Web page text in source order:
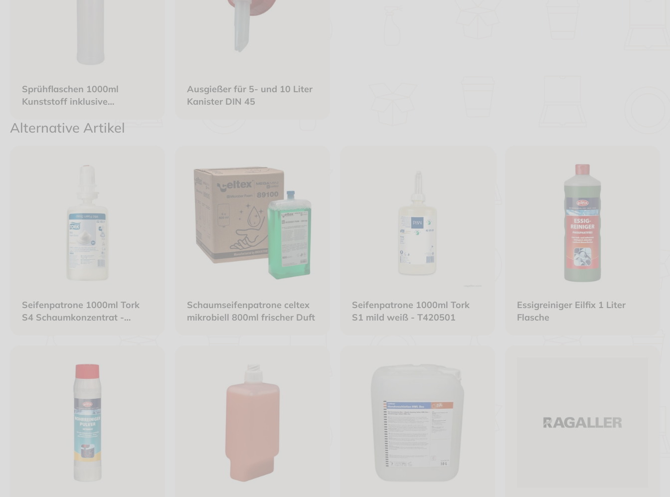
Sprühflaschen 1000ml
Kunststoff inklusive
einstellbaren Sprühstrahl
Ausgießer für 5- und 10 Liter
Kanister DIN 45
Alternative Artikel
Seifenpatrone 1000ml Tork
S4 Schaumkonzentrat -
Schaumseifenpatrone celtex
mikrobiell 800ml frischer Duft
Seifenpatrone 1000ml Tork
S1 mild weiß - T420501
Essigreiniger Eilfix 1 Liter
Flasche